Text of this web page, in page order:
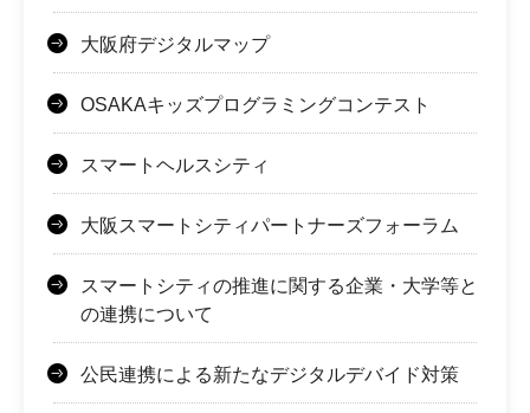
大阪府デジタルマップ
OSAKAキッズプログラミングコンテスト
スマートヘルスシティ
大阪スマートシティパートナーズフォーラム
スマートシティの推進に関する企業・大学等と
の連携について
公民連携による新たなデジタルデバイド対策